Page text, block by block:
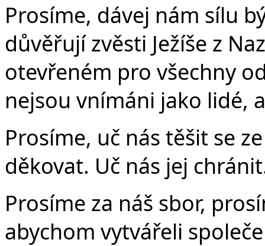
Prosíme, dávej nám sílu
důvěřují zvěsti Ježíše z
otevřeném pro všechny
nejsou vnímáni jako lidé,
Prosíme, uč nás těšit se
děkovat. Uč nás jej
Prosíme za náš sbor,
abychom vytvářeli